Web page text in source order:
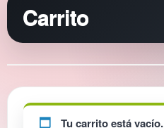
Carrito
Tu carrito está vacío.